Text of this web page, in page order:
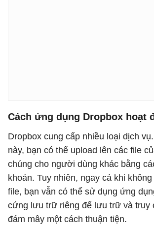
Cách ứng dụng Dropbox hoạt
Dropbox cung cấp nhiều loại dịch
này, bạn có thể upload lên các file
chúng cho người dùng khác bằng
khoản. Tuy nhiên, ngay cả khi
file, bạn vẫn có thể sử dụng ứng
cứng lưu trữ riêng để lưu trữ và truy
đám mây một cách thuận tiện.